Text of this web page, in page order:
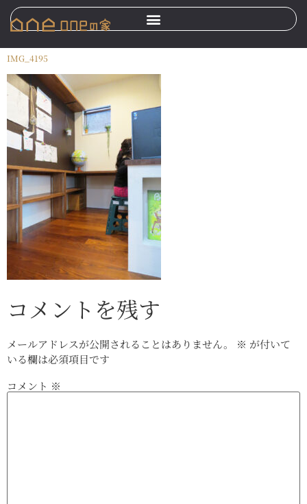
IMG_4195
コメントを残す
メールアドレスが公開されることはありません。 ※ が付いて
いる欄は必須項目です
コメント ※